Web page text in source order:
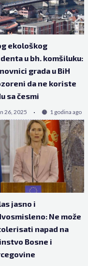
ekološkog
u bh. komšiluku:
grada u BiH
da ne koriste
sa česmi
26, 2025 1 godina ago
jasno i
Ne može
napad na
Bosne i